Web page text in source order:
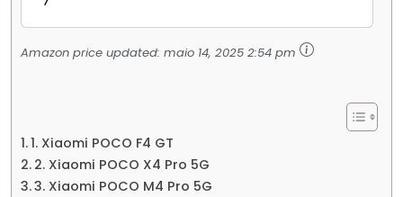
Amazon price updated: maio 14, 2025 2:54 pm
1. Xiaomi POCO F4 GT
2. Xiaomi POCO X4 Pro 5G
3. Xiaomi POCO M4 Pro 5G